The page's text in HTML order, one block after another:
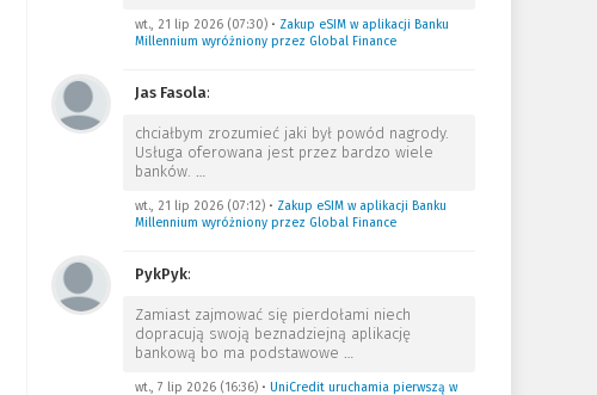
wt., 21 lip 2026 (07:30)• Zakup eSIM w aplikacji Banku
Millennium wyróżniony przez Global Finance
Jas Fasola:
chciałbym zrozumieć jaki był powód nagrody.
Usługa oferowana jest przez bardzo wiele
banków. …
wt., 21 lip 2026 (07:12)• Zakup eSIM w aplikacji Banku
Millennium wyróżniony przez Global Finance
PykPyk:
Zamiast zajmować się pierdołami niech
dopracują swoją beznadziejną aplikację
bankową bo ma podstawowe …
wt., 7 lip 2026 (16:36)• UniCredit uruchamia pierwszą w